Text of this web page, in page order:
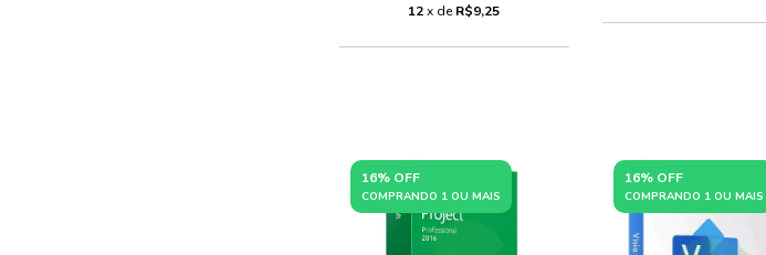
12 x deR$9,25
16% OFF
COMPRANDO 1 OU MAIS
16% OFF
COMPRANDO 1 OU MAIS